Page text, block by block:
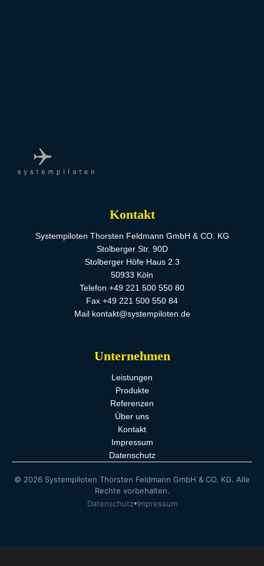
Kontakt
Systempiloten Thorsten Feldmann GmbH & CO. KG
Stolberger Str. 90D
Stolberger Höfe Haus 2.3
50933 Köln
Telefon +49 221 500 550 80
Fax +49 221 500 550 84
Mail kontakt@systempiloten.de
Unternehmen
Leistungen
Produkte
Referenzen
Über uns
Kontakt
Impressum
Datenschutz
© 2026 Systempiloten Thorsten Feldmann GmbH & CO. KG. Alle
Rechte vorbehalten.
Datenschutz•Impressum